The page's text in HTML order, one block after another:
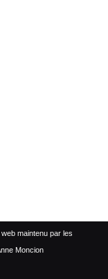
maintenu par les
Moncion